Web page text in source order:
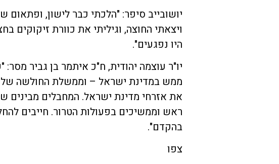
יושובייב סיפר: "הלכתי כבר לישון,
ויצאתי החוצה, וגיליתי את כוורת זיקוקים
היו נפגעים".
יו"ר עוצמה יהודית, ח"כ איתמר בן גביר
ממש במדינת ישראל – וממשלת החולשה של
את אזרחי מדינת ישראל. המחבלים מבינים
ראש וממשיכים בפעולות הטרור. חייבים
בהקדם".
צפו